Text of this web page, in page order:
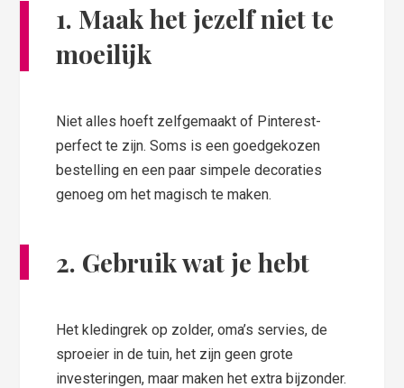
1. Maak het jezelf niet te
moeilijk
Niet alles hoeft zelfgemaakt of Pinterest-
perfect te zijn. Soms is een goedgekozen
bestelling en een paar simpele decoraties
genoeg om het magisch te maken.
2. Gebruik wat je hebt
Het kledingrek op zolder, oma’s servies, de
sproeier in de tuin, het zijn geen grote
investeringen, maar maken het extra bijzonder.